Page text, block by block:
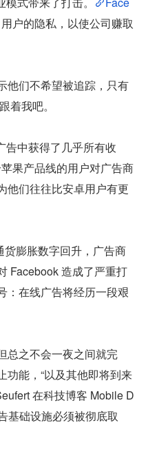
户的隐私，以使公司赚取
他们不希望被追踪，只有
着我吧。
告中获得了几乎所有收
苹果产品线的用户对广告商
他们往往比安卓用户有更
膨胀数字回升，广告商
Facebook 造成了严重打
：在线广告将经历一段艰
总之不会一夜之间就完
功能，“以及其他即将到来
在科技博客 Mobile D
基础设施必须被彻底取